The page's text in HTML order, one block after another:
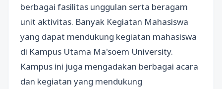
berbagai fasilitas unggulan serta beragam
unit aktivitas. Banyak Kegiatan Mahasiswa
yang dapat mendukung kegiatan mahasiswa
di Kampus Utama Ma'soem University.
Kampus ini juga mengadakan berbagai acara
dan kegiatan yang mendukung